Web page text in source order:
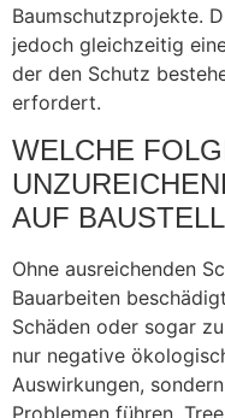
Baumschutzprojekte.
jedoch gleichzeitig
der den Schutz
erfordert.
WELCHE
AUF
Ohne ausreichenden
Bauarbeiten
Schäden oder sogar
nur negative
Auswirkungen,
Problemen führen.